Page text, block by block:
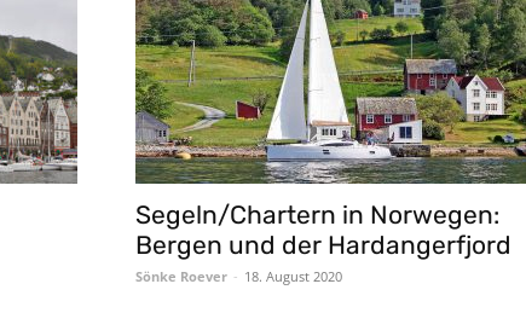
Segeln/Chartern in Norwegen:
Bergen und der Hardangerfjord
Sönke Roever - 18. August 2020